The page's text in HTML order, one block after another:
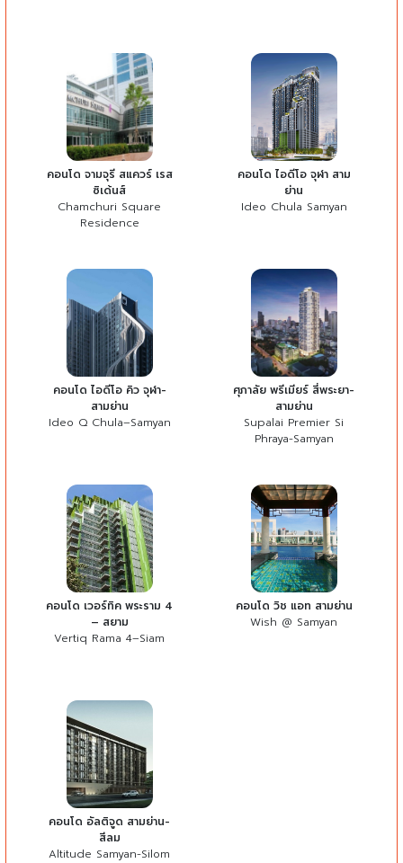
คอนโด จามจุรี สแควร์ เรส
ซิเด้นส์
Chamchuri Square
Residence
คอนโด ไอดีโอ จุฬา สาม
ย่าน
Ideo Chula Samyan
คอนโด ไอดีโอ คิว จุฬา-
สามย่าน
Ideo Q Chula–Samyan
ศุภาลัย พรีเมียร์ สี่พระยา-
สามย่าน
Supalai Premier Si
Phraya-Samyan
คอนโด เวอร์ทิค พระราม 4
– สยาม
Vertiq Rama 4–Siam
คอนโด วิช แอท สามย่าน
Wish @ Samyan
คอนโด อัลติจูด สามย่าน-
สีลม
Altitude Samyan-Silom